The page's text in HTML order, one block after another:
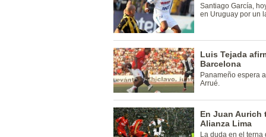
Santiago García,
en Uruguay por un
Luis Tejada
Barcelona
Panameño espera
Arrué.
En Juan Aurich
Alianza Lima
La duda en el